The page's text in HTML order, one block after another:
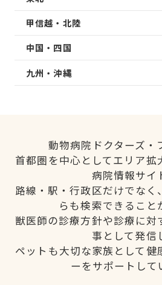
甲信越・北陸
中国・四国
九州・沖縄
動物病院ドクターズ・
首都圏を中心としてエリア拡
病院情報サイ
路線・駅・行政区だけでなく
らも検索できること
獣医師の診療方針や診療に対
事として発信
ペットも大切な家族として健
ーをサポートして